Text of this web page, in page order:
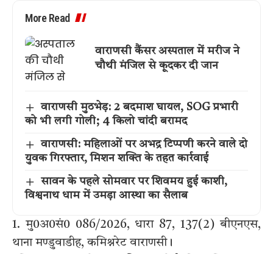
More Read
वाराणसी कैंसर अस्पताल में मरीज ने
चौथी मंजिल से कूदकर दी जान
वाराणसी मुठभेड़: 2 बदमाश घायल, SOG प्रभारी
को भी लगी गोली; 4 किलो चांदी बरामद
वाराणसी: महिलाओं पर अभद्र टिप्पणी करने वाले दो
युवक गिरफ्तार, मिशन शक्ति के तहत कार्रवाई
सावन के पहले सोमवार पर शिवमय हुई काशी,
विश्वनाथ धाम में उमड़ा आस्था का सैलाब
1. मु0अ0सं0 086/2026, धारा 87, 137(2) बीएनएस,
थाना मण्डुवाडीह, कमिश्नरेट वाराणसी।